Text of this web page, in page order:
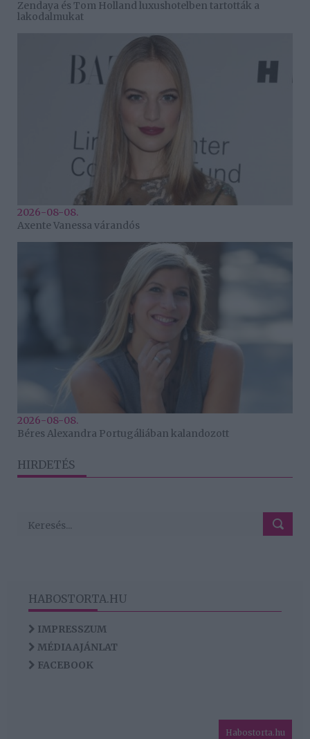
Zendaya és Tom Holland luxushotelben tartották a
lakodalmukat
2026-08-08.
Axente Vanessa várandós
2026-08-08.
Béres Alexandra Portugáliában kalandozott
HIRDETÉS
HABOSTORTA.HU
IMPRESSZUM
MÉDIAAJÁNLAT
FACEBOOK
Habostorta.hu